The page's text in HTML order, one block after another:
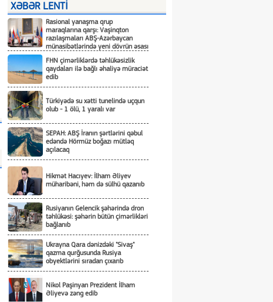
XƏBƏR LENTİ
Rasional yanaşma qrup
maraqlarına qarşı: Vaşinqton
razılaşmaları ABŞ-Azərbaycan
münasibətlərində yeni dövrün əsası
FHN çimərliklərdə təhlükəsizlik
qaydaları ilə bağlı əhaliyə müraciət
edib
Türkiyədə su xətti tunelində uçqun
olub - 1 ölü, 1 yaralı var
SEPAH: ABŞ İranın şərtlərini qəbul
edəndə Hörmüz boğazı mütləq
açılacaq
Hikmət Hacıyev: İlham Əliyev
müharibəni, həm də sülhü qazanıb
Rusiyanın Gelencik şəhərində dron
təhlükəsi: şəhərin bütün çimərlikləri
bağlanıb
Ukrayna Qara dənizdəki "Sivaş"
qazma qurğusunda Rusiya
obyektlərini sıradan çıxarıb
Nikol Paşinyan Prezident İlham
Əliyevə zəng edib